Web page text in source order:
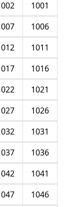
1001
1006
1011
1016
1021
1026
1031
1036
1041
1046